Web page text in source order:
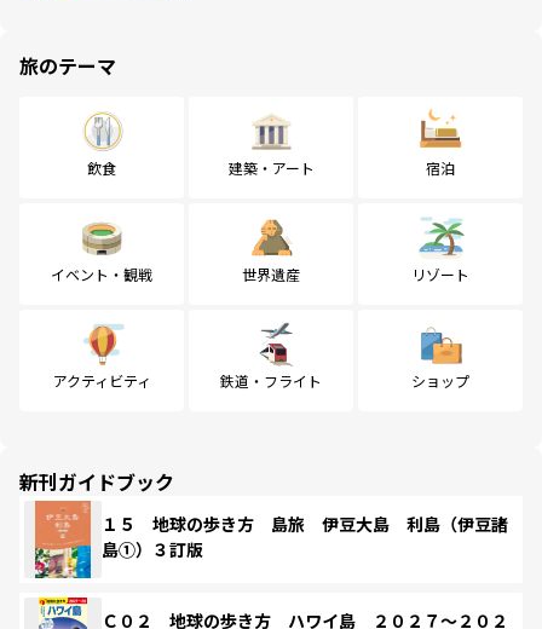
旅のテーマ
飲食 建築・アート 宿泊
イベント・観戦 世界遺産 リゾート
アクティビティ 鉄道・フライト ショップ
新刊ガイドブック
１５ 地球の歩き方 島旅 伊豆大島 利島（伊豆諸
島①）３訂版
Ｃ０２ 地球の歩き方 ハワイ島 ２０２７～２０２